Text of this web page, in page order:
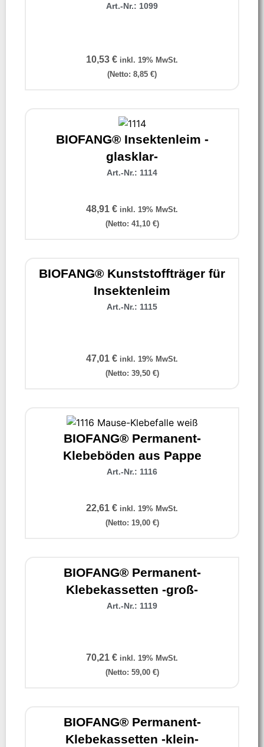
Art.-Nr.: 1099
10,53 € inkl. 19% MwSt.
(Netto: 8,85 €)
BIOFANG® Insektenleim -
glasklar-
Art.-Nr.: 1114
48,91 € inkl. 19% MwSt.
(Netto: 41,10 €)
BIOFANG® Kunststoffträger für
Insektenleim
Art.-Nr.: 1115
47,01 € inkl. 19% MwSt.
(Netto: 39,50 €)
BIOFANG® Permanent-
Klebeböden aus Pappe
Art.-Nr.: 1116
22,61 € inkl. 19% MwSt.
(Netto: 19,00 €)
BIOFANG® Permanent-
Klebekassetten -groß-
Art.-Nr.: 1119
70,21 € inkl. 19% MwSt.
(Netto: 59,00 €)
BIOFANG® Permanent-
Klebekassetten -klein-